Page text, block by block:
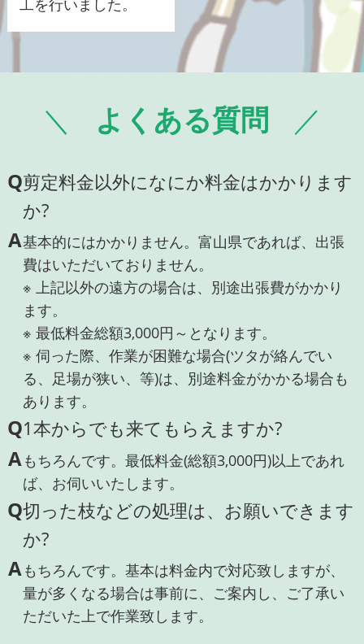
よくある質問
Q剪定料金以外になにか料金はかかります
か?
A基本的にはかかりません。富山県であれば、出張
費はいただいておりません。
※ 上記以外の遠方の場合は、別途出張費がかかり
ます。
※ 最低料金総額3,000円～となります。
※ 伺った際、作業が困難な場合(ツタが絡んでい
る、足場が狭い、等)は、別途料金がかかる場合も
あります。
Q1本からでも来てもらえますか?
Aもちろんです。最低料金(総額3,000円)以上であれ
ば、お伺いいたします。
Q切った枝などの処理は、お願いできます
か?
Aもちろんです。基本は料金内で対応致しますが、
量が多くなる場合は事前に、ご案内し、ご了承い
ただいた上で作業致します。